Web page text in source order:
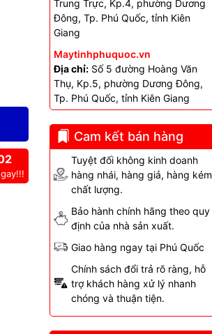
Trung Trực, Kp.4, phường Dương
Đông, Tp. Phú Quốc, tỉnh Kiên
Giang
Maytinhphuquoc.vn
Địa chỉ:Số 5 đường Hoàng Văn
Thụ, Kp.5, phường Dương Đông,
Tp. Phú Quốc, tỉnh Kiên Giang
Cam kết bán hàng
Tuyệt đối không kinh doanh
hàng nhái, hàng giả, hàng kém
chất lượng.
Bảo hành chính hãng theo quy
định của nhà sản xuất.
Giao hàng ngay tại Phú Quốc
Chính sách đổi trả rõ ràng, hỗ
trợ khách hàng xử lý nhanh
chóng và thuận tiện.